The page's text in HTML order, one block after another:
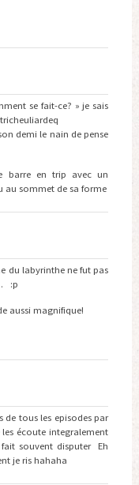
se fait-ce? » je sais
demi le nain de pense
barre en trip avec un
au sommet de sa forme
du labyrinthe ne fut pas
:p
aussi magnifique!
de tous les episodes par
écoute integralement
souvent disputer Eh
je ris hahaha